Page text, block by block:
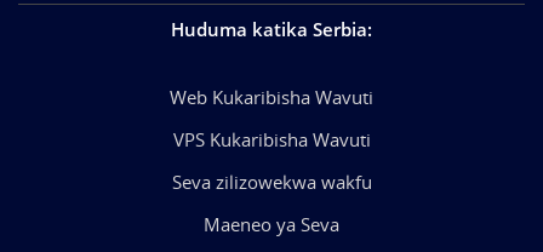
Huduma katika Serbia:
Web Kukaribisha Wavuti
VPS Kukaribisha Wavuti
Seva zilizowekwa wakfu
Maeneo ya Seva